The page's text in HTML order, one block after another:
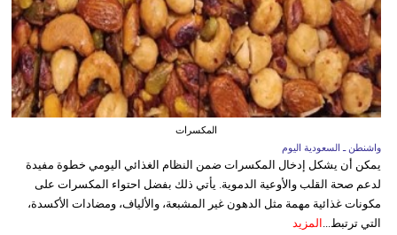
المكسرات
واشنطن ـ السعودية اليوم
يمكن أن يشكل إدخال المكسرات ضمن النظام الغذائي اليومي خطوة مفيدة
لدعم صحة القلب والأوعية الدموية. يأتي ذلك بفضل احتواء المكسرات على
مكونات غذائية مهمة مثل الدهون غير المشبعة، والألياف، ومضادات الأكسدة،
التي ترتبط... المزيد